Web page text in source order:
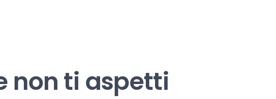
non ti aspetti